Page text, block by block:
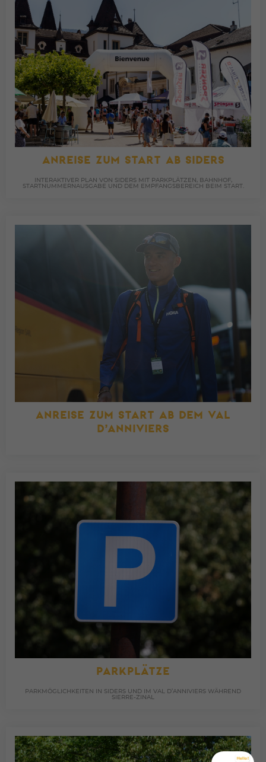
ANREISE ZUM START AB SIDERS
INTERAKTIVER PLAN VON SIDERS MIT PARKPLÄTZEN, BAHNHOF,
STARTNUMMERNAUSGABE UND DEM EMPFANGSBEREICH BEIM START.
ANREISE ZUM START AB DEM VAL
D’ANNIVIERS
PARKPLÄTZE
PARKMÖGLICHKEITEN IN SIDERS UND IM VAL D’ANNIVIERS WÄHREND
SIERRE-ZINAL